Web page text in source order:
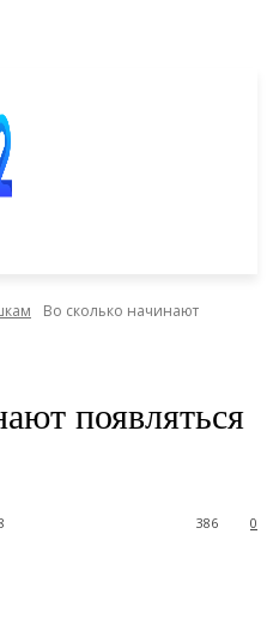
Во сколько начинают
появляться
0
386